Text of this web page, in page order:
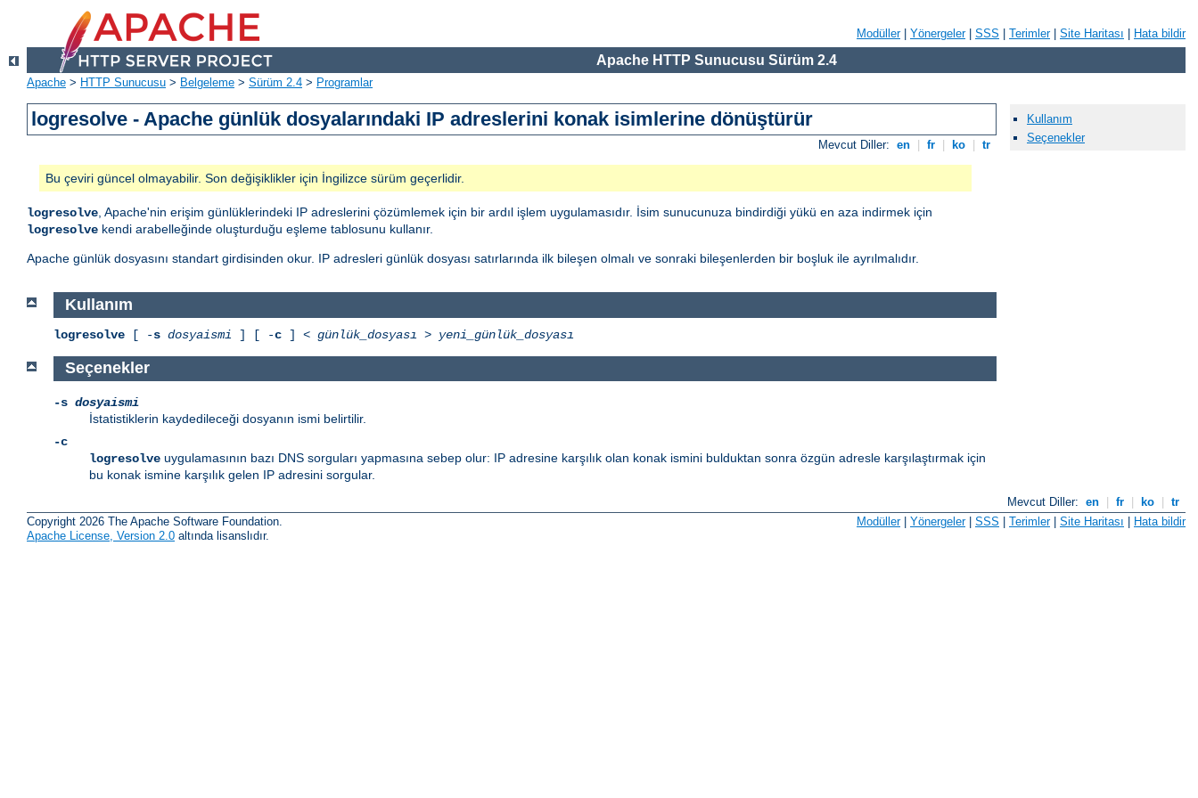
Modüller| Yönergeler| SSS Terimler| Site Haritası Hata bildir
Apache HTTP Sunucusu Sürüm 2.4
Apache > HTTP Sunucusu > Belgeleme > Sürüm 2.4 > Programlar
logresolve - Apache günlük dosyalarındaki IP adreslerini konak isimlerine dönüştürür
Mevcut Diller: en fr ko tr
Bu çeviri güncel olmayabilir. Son değişiklikler için İngilizce sürüm geçerlidir.
logresolve, Apache'nin erişim günlüklerindeki IP adreslerini çözümlemek için bir ardıl işlem uygulamasıdır. İsim sunucunuza bindirdiği yükü en aza indirmek için
logresolve kendi arabelleğinde oluşturduğu eşleme tablosunu kullanır.
Apache günlük dosyasını standart girdisinden okur. IP adresleri günlük dosyası satırlarında ilk bileşen olmalı ve sonraki bileşenlerden bir boşluk ile ayrılmalıdır.
Kullanım
logresolve [ -s dosyaismi ] [ -c ] < günlük_dosyası > yeni_günlük_dosyası
Seçenekler
-s dosyaismi
İstatistiklerin kaydedileceği dosyanın ismi belirtilir.
-c
logresolve uygulamasının bazı DNS sorguları yapmasına sebep olur: IP adresine karşılık olan konak ismini bulduktan sonra özgün adresle karşılaştırmak için
bu konak ismine karşılık gelen IP adresini sorgular.
Mevcut Diller: en fr ko
tr
Copyright 2026 The Apache Software Foundation.
Apache License, Version 2.0 altında lisanslıdır.
Modüller| Yönergeler| SSS Terimler| Site Haritası Hata bildir
Kullanım
Seçenekler